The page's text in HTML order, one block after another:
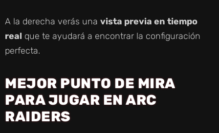
A la derecha verás una vista previa en tiempo
real que te ayudará a encontrar la configuración
perfecta.
MEJOR PUNTO DE MIRA
PARA JUGAR EN ARC
RAIDERS